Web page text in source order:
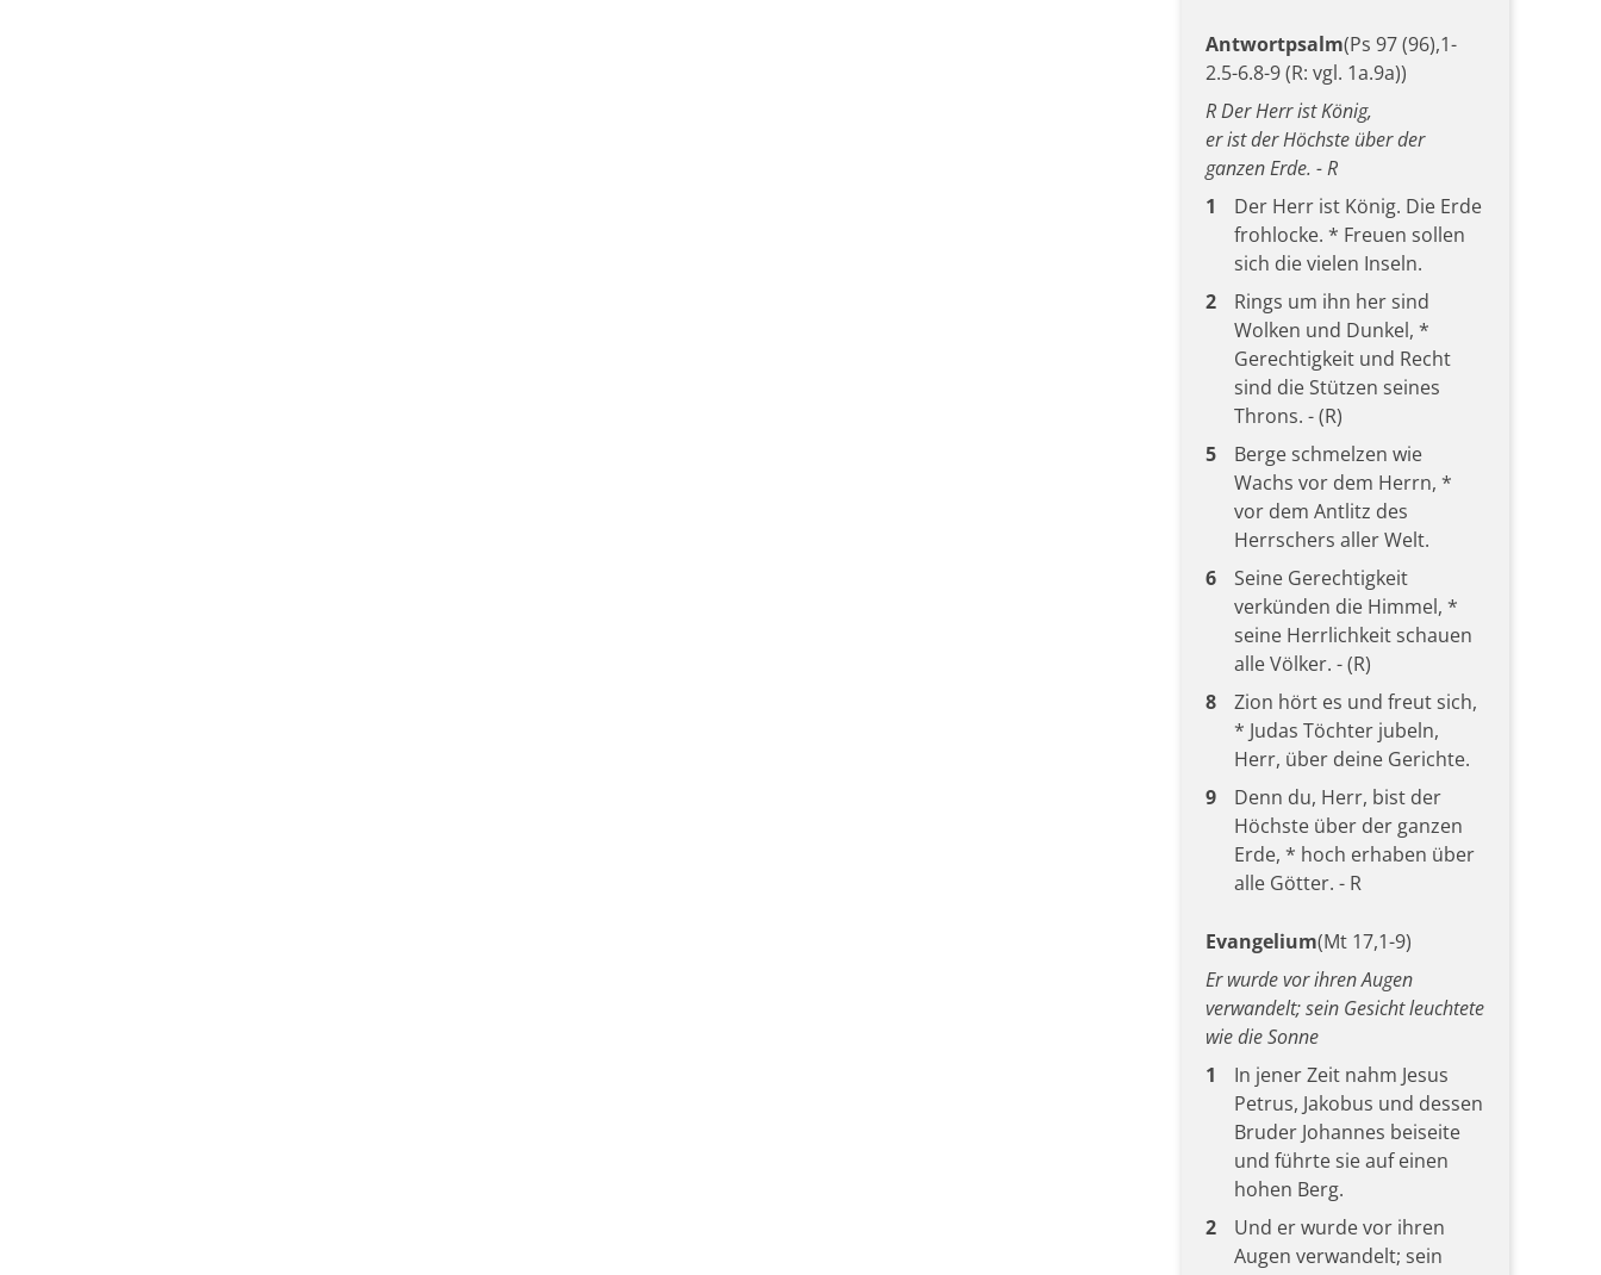
Antwortpsalm(Ps 97 (96),1-
2.5-6.8-9 (R: vgl. 1a.9a))
R Der Herr ist König,
er ist der Höchste über der
ganzen Erde. - R
1
Der Herr ist König. Die Erde
frohlocke. * Freuen sollen
sich die vielen Inseln.
2
Rings um ihn her sind
Wolken und Dunkel, *
Gerechtigkeit und Recht
sind die Stützen seines
Throns. - (R)
5
Berge schmelzen wie
Wachs vor dem Herrn, *
vor dem Antlitz des
Herrschers aller Welt.
6
Seine Gerechtigkeit
verkünden die Himmel, *
seine Herrlichkeit schauen
alle Völker. - (R)
8
Zion hört es und freut sich,
* Judas Töchter jubeln,
Herr, über deine Gerichte.
9
Denn du, Herr, bist der
Höchste über der ganzen
Erde, * hoch erhaben über
alle Götter. - R
Evangelium(Mt 17,1-9)
Er wurde vor ihren Augen
verwandelt; sein Gesicht leuchtete
wie die Sonne
1
In jener Zeit nahm Jesus
Petrus, Jakobus und dessen
Bruder Johannes beiseite
und führte sie auf einen
hohen Berg.
2
Und er wurde vor ihren
Augen verwandelt; sein